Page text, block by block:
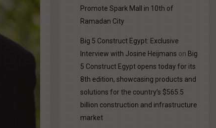
Promote Spark Mall in 10th of
Ramadan City
Big 5 Construct Egypt: Exclusive
Interview with Josine Heijmans on Big
5 Construct Egypt opens today for its
8th edition, showcasing products and
solutions for the country’s $565.5
billion construction and infrastructure
market